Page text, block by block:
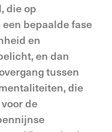
die op
bepaalde fase
en
en dan
tussen
die
de